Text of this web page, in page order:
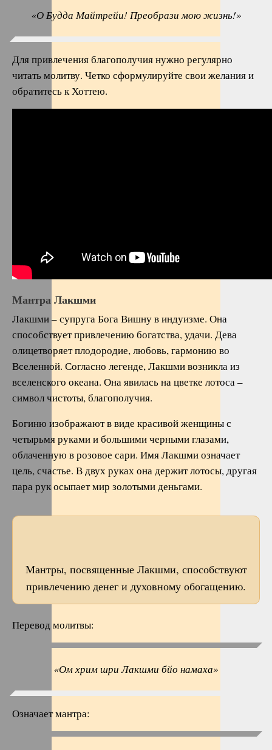
«О Будда Майтрейи! Преобрази мою жизнь!»
Для привлечения благополучия нужно регулярно
читать молитву. Четко сформулируйте свои желания и
обратитесь к Хоттею.
Мантра Лакшми
Лакшми – супруга Бога Вишну в индуизме. Она
способствует привлечению богатства, удачи. Дева
олицетворяет плодородие, любовь, гармонию во
Вселенной. Согласно легенде, Лакшми возникла из
вселенского океана. Она явилась на цветке лотоса –
символ чистоты, благополучия.
Богиню изображают в виде красивой женщины с
четырьмя руками и большими черными глазами,
облаченную в розовое сари. Имя Лакшми означает
цель, счастье. В двух руках она держит лотосы, другая
пара рук осыпает мир золотыми деньгами.
Мантры, посвященные Лакшми, способствуют
привлечению денег и духовному обогащению.
Перевод молитвы:
«Ом хрим шри Лакшми бйо намаха»
Означает мантра: